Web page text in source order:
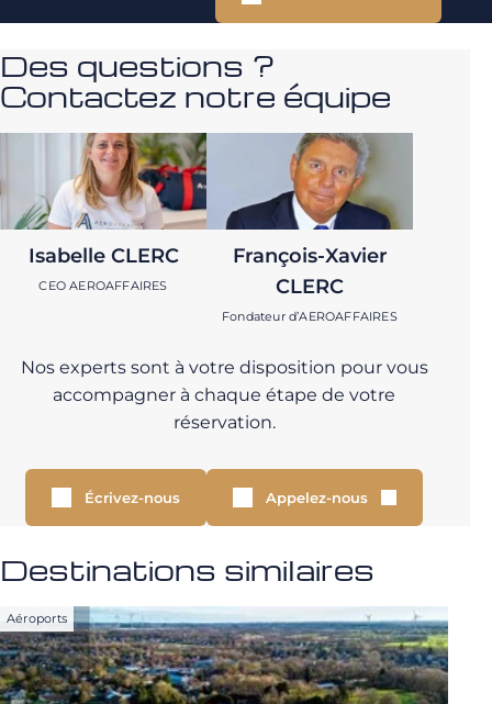
Des questions ?
Contactez notre équipe
Isabelle CLERC
CEO AEROAFFAIRES
François-Xavier
CLERC
Fondateur d’AEROAFFAIRES
Nos experts sont à votre disposition pour vous
accompagner à chaque étape de votre
réservation.
Écrivez-nous Appelez-nous
Destinations similaires
Aéroports